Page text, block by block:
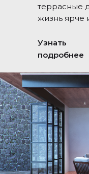
Узнать
подробнее
террасные
жизнь ярче